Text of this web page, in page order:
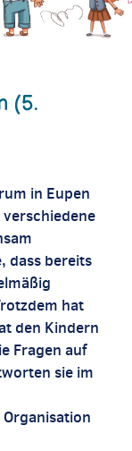
(5.
in Eupen
dass bereits
hat
den Kindern
Fragen auf
sie im